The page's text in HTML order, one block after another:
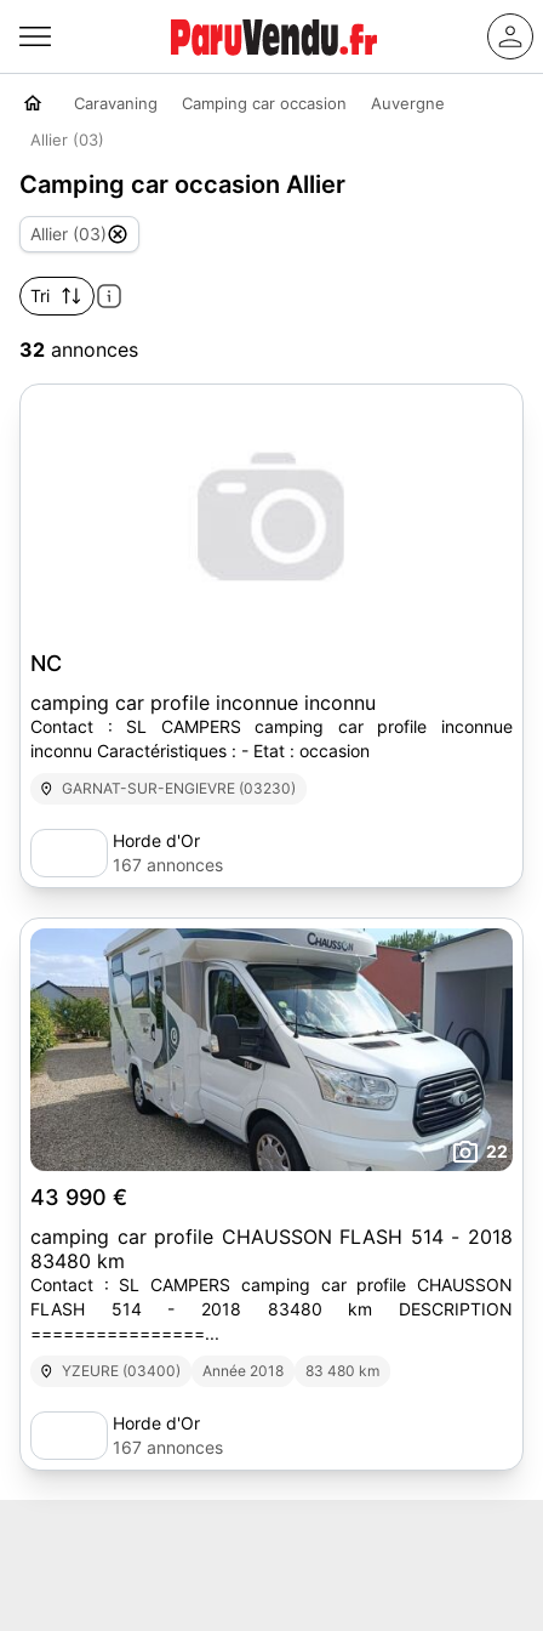
Caravaning Camping car occasion
Auvergne
Allier (03)
Camping car occasion Allier
Allier (03)
Tri
32 annonces
NC
camping car profile inconnue inconnu
Contact : SL CAMPERS camping car profile inconnue
inconnu Caractéristiques : - Etat : occasion
GARNAT-SUR-ENGIEVRE (03230)
Horde d'Or
167 annonces
22
43 990 €
camping car profile CHAUSSON FLASH 514 - 2018
83480 km
Contact : SL CAMPERS camping car profile CHAUSSON
FLASH 514 - 2018 83480 km DESCRIPTION
================...
YZEURE (03400) Année 2018 83 480 km
Horde d'Or
167 annonces